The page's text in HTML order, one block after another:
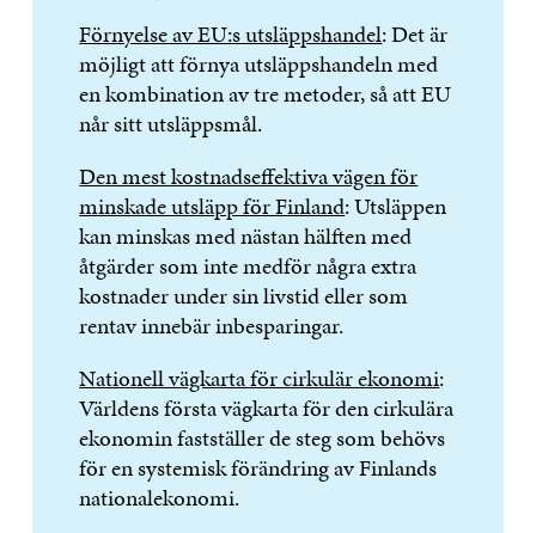
Förnyelse av EU:s utsläppshandel: Det är
möjligt att förnya utsläppshandeln med
en kombination av tre metoder, så att EU
når sitt utsläppsmål.
Den mest kostnadseffektiva vägen för
minskade utsläpp för Finland: Utsläppen
kan minskas med nästan hälften med
åtgärder som inte medför några extra
kostnader under sin livstid eller som
rentav innebär inbesparingar.
Nationell vägkarta för cirkulär ekonomi:
Världens första vägkarta för den cirkulära
ekonomin fastställer de steg som behövs
för en systemisk förändring av Finlands
nationalekonomi.